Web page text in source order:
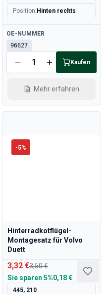
Position: Hinten rechts
Verfügbar
OE-NUMMER
96627
Kaufen
Mehr erfahren
-5%
Hinterradkotflügel-
Montagesatz für Volvo
Duett
3,32 €3,50 €
Sie sparen 5%0,18 €
445, 210